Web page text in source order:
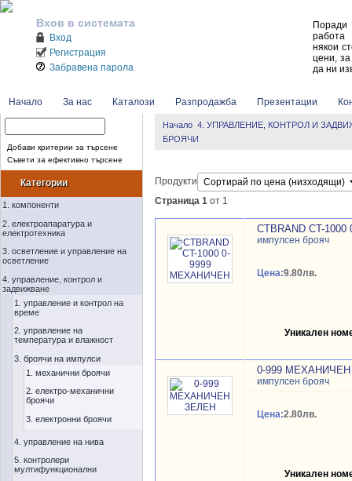
Начало За нас Каталози Разпродажба Презентации
Вхов в системата
Вход
Регистрация
Забравена парола
Поради
работа
някои
цени,
да ни
Добави критерии за търсене
Съвети за ефективно търсене
Категории
1. компоненти
2. електроапаратура и
електротехника
3. осветление и управление на
осветление
4. управление, контрол и
задвижване
1. управление и контрол на
време
2. управление на
температура и влажност
3. броячи на импулси
1. механични броячи
2. електро-механични
броячи
3. електронни броячи
4. управление на нива
5. контролери
мултифункционални
Начало 4. УПРАВЛЕНИЕ, КОНТРОЛ И
БРОЯЧИ
Продукти
Страница 1 от 1
CTBRAND CT-
импулсен брояч
Цена:9.80лв.
Уникален
0-999
импулсен брояч
Цена:2.80лв.
Уникален